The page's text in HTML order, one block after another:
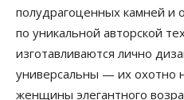
полудрагоценных камней и
по уникальной авторской
изготавливаются лично
универсальны — их охотно
женщины элегантного